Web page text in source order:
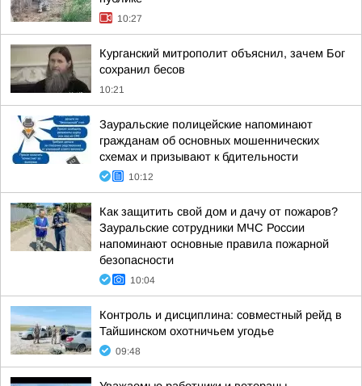
10:27
Курганский митрополит объяснил, зачем Бог
сохранил бесов
10:21
Зауральские полицейские напоминают
гражданам об основных мошеннических
схемах и призывают к бдительности
10:12
Как защитить свой дом и дачу от пожаров?
Зауральские сотрудники МЧС России
напоминают основные правила пожарной
безопасности
10:04
Контроль и дисциплина: совместный рейд в
Тайшинском охотничьем угодье
09:48